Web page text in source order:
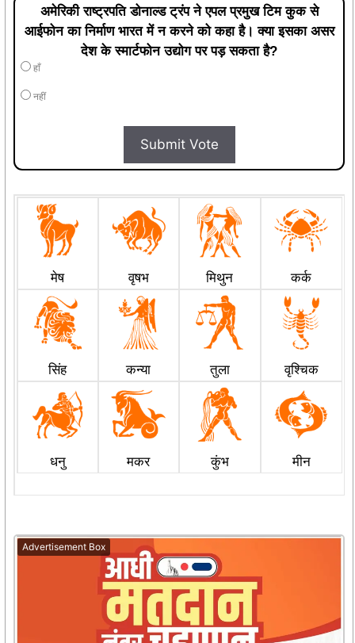
अमेरिकी राष्ट्रपति डोनाल्ड ट्रंप ने एपल प्रमुख टिम कुक से
आईफोन का निर्माण भारत में न करने को कहा है। क्या इसका असर
देश के स्मार्टफोन उद्योग पर पड़ सकता है?
हाँ
नहीं
Submit Vote
मेष वृषभ मिथुन कर्क
सिंह कन्या तुला वृश्चिक
धनु मकर कुंभ मीन
Advertisement Box